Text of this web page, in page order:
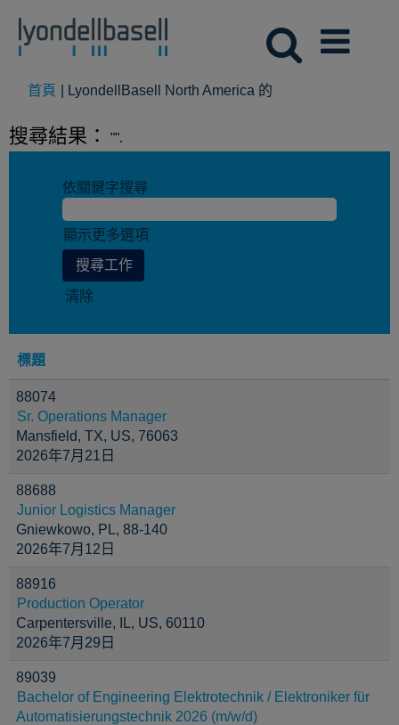
首頁 LyondellBasell North America 的
面)
搜尋結果： "".
依關鍵字搜尋
顯示更多選項
清除
標題
88074
Sr. Operations Manager
Mansfield, TX, US, 76063
2026年7月21日
88688
Junior Logistics Manager
Gniewkowo, PL, 88-140
2026年7月12日
88916
Production Operator
Carpentersville, IL, US, 60110
2026年7月29日
89039
Bachelor of Engineering Elektrotechnik / Elektroniker für
Automatisierungstechnik 2026 (m/w/d)